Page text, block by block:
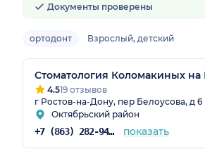
Документы проверены
ортодонт Взрослый, детский
Стоматология Коломакиных на
4.519 отзывов
г Ростов-на-Дону, пер Белоусова, д 6
Октябрьский район
+7 (863) 282-94-28 показать